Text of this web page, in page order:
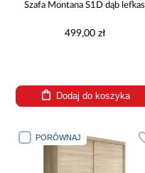
Szafa Montana S1D dąb lefkas
499,00 zł
Dodaj do koszyka
PORÓWNAJ